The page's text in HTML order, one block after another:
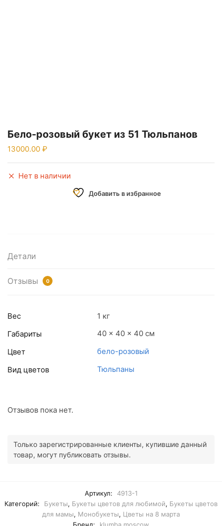
Бело-розовый букет из 51 Тюльпанов
13000.00
Нет в наличии
Добавить в избранное
Детали
Отзывы 0
Вес
1 кг
Габариты
40 × 40 × 40 см
Цвет
бело-розовый
Вид цветов
Тюльпаны
Отзывов пока нет.
Только зарегистрированные клиенты, купившие данный
товар, могут публиковать отзывы.
Артикул:
4913-1
Категорий:
Букеты, Букеты цветов для любимой, Букеты цветов
для мамы, Монобукеты, Цветы на 8 марта